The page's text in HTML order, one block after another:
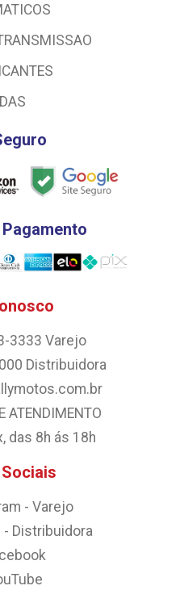
3333 Varejo
Distribuidora
ATENDIMENTO
das 8h ás 18h
- Varejo
- Distribuidora